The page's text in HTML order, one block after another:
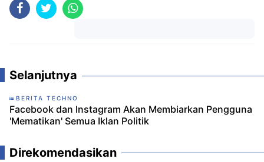
Selanjutnya
BERITA TECHNO
Facebook dan Instagram Akan Membiarkan Pengguna
'Mematikan' Semua Iklan Politik
Direkomendasikan